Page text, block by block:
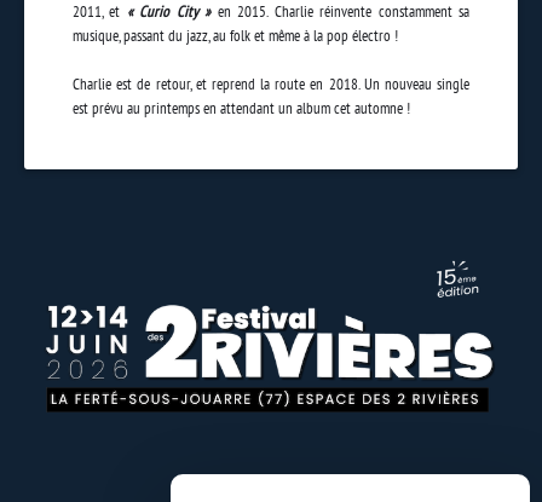
2011, et « Curio City » en 2015. Charlie réinvente constamment sa
musique, passant du jazz, au folk et même à la pop électro !
Charlie est de retour, et reprend la route en 2018. Un nouveau single
est prévu au printemps en attendant un album cet automne !